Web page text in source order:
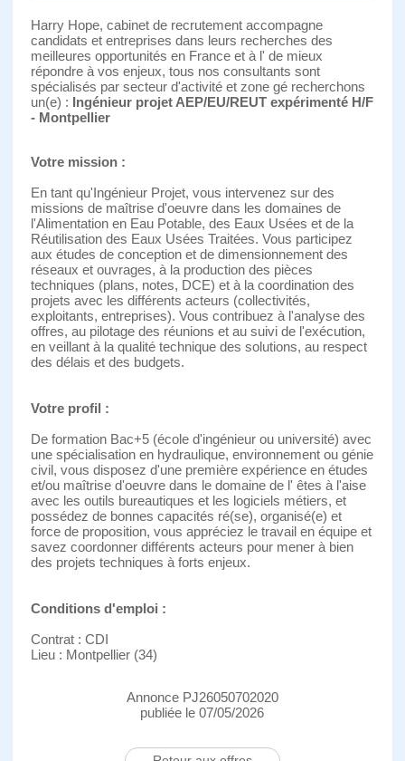
Harry Hope, cabinet de recrutement accompagne
candidats et entreprises dans leurs recherches des
meilleures opportunités en France et à l' de mieux
répondre à vos enjeux, tous nos consultants sont
spécialisés par secteur d'activité et zone gé recherchons
un(e) : Ingénieur projet AEP/EU/REUT expérimenté H/F
- Montpellier
Votre mission :
En tant qu'Ingénieur Projet, vous intervenez sur des
missions de maîtrise d'oeuvre dans les domaines de
l'Alimentation en Eau Potable, des Eaux Usées et de la
Réutilisation des Eaux Usées Traitées. Vous participez
aux études de conception et de dimensionnement des
réseaux et ouvrages, à la production des pièces
techniques (plans, notes, DCE) et à la coordination des
projets avec les différents acteurs (collectivités,
exploitants, entreprises). Vous contribuez à l'analyse des
offres, au pilotage des réunions et au suivi de l'exécution,
en veillant à la qualité technique des solutions, au respect
des délais et des budgets.
Votre profil :
De formation Bac+5 (école d'ingénieur ou université) avec
une spécialisation en hydraulique, environnement ou génie
civil, vous disposez d'une première expérience en études
et/ou maîtrise d'oeuvre dans le domaine de l' êtes à l'aise
avec les outils bureautiques et les logiciels métiers, et
possédez de bonnes capacités ré(se), organisé(e) et
force de proposition, vous appréciez le travail en équipe et
savez coordonner différents acteurs pour mener à bien
des projets techniques à forts enjeux.
Conditions d'emploi :
Contrat : CDI
Lieu : Montpellier (34)
Annonce PJ26050702020
publiée le 07/05/2026